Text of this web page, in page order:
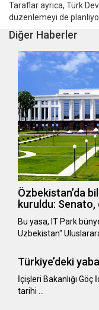
Taraflar ayrıca, Türk
düzenlemeyi de
Diğer Haberler
Özbekistan’da
kuruldu: Senato,
Bu yasa, IT Park
Uzbekistan"
Türkiye’deki
​​​​​​​İçişleri Bakanlığı
tarihi …